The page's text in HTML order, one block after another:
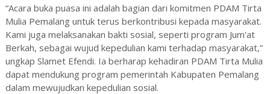
“Acara buka puasa ini adalah bagian dari komitmen PDAM Tirta
Mulia Pemalang untuk terus berkontribusi kepada masyarakat.
Kami juga melaksanakan bakti sosial, seperti program Jum'at
Berkah, sebagai wujud kepedulian kami terhadap masyarakat,”
ungkap Slamet Efendi. Ia berharap kehadiran PDAM Tirta Mulia
dapat mendukung program pemerintah Kabupaten Pemalang
dalam mewujudkan kepedulian sosial.